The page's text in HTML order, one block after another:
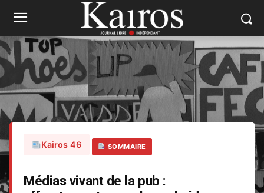
Kairos 46 SOMMAIRE
Médias vivant de la pub :